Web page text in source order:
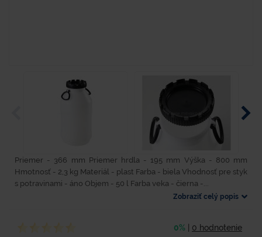
Priemer - 366 mm Priemer hrdla - 195 mm Výška - 800 mm
Hmotnosť - 2,3 kg Materiál - plast Farba - biela Vhodnosť pre styk
s potravinami - áno Objem - 50 l Farba veka - čierna -...
Zobraziť celý popis
0% 0 hodnotenie